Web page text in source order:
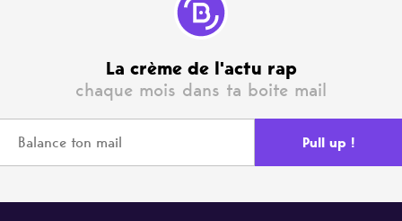
La crème de l'actu rap
chaque mois dans ta boite mail